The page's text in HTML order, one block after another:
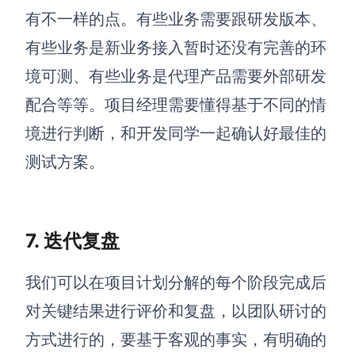
有不一样的点。有些业务需要跟研发版本、
有些业务是新业务接入暂时还没有完善的环
境可测、有些业务是代理产品需要外部研发
配合等等。项目经理需要懂得基于不同的情
境进行判断，和开发同学一起确认好最佳的
测试方案。
7. 迭代复盘
我们可以在项目计划分解的每个阶段完成后
对关键结果进行评价和复盘，以团队研讨的
方式进行的，要基于客观的事实，有明确的